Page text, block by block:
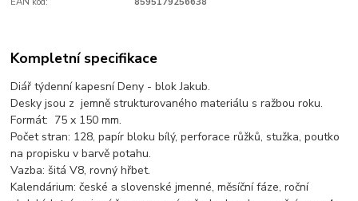
Kompletní specifikace
Diář týdenní kapesní Deny - blok Jakub.
Desky jsou z jemně strukturovaného materiálu s ražbou roku.
Formát: 75 x 150 mm.
Počet stran: 128, papír bloku bílý, perforace růžků, stužka, poutko
na propisku v barvě potahu.
Vazba: šitá V8, rovný hřbet.
Kalendárium: české a slovenské jmenné, měsíční fáze, roční